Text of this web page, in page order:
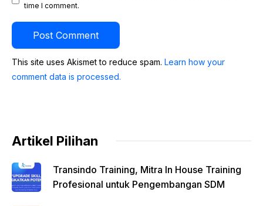
time I comment.
This site uses Akismet to reduce spam. Learn how your
comment data is processed.
Artikel Pilihan
Transindo Training, Mitra In House Training
Profesional untuk Pengembangan SDM